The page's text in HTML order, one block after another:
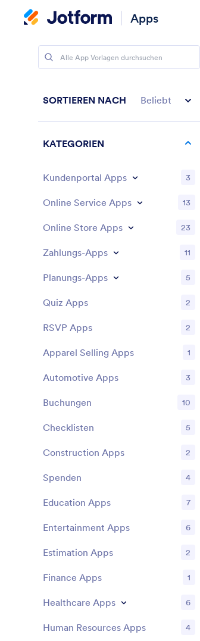
Apps
SORTIEREN NACH Beliebt
KATEGORIEN
Kundenportal Apps 3
Online Service Apps 13
Online Store Apps 23
Zahlungs-Apps 11
Planungs-Apps 5
Quiz Apps 2
RSVP Apps 2
Apparel Selling Apps 1
Automotive Apps 3
Buchungen 10
Checklisten 5
Construction Apps 2
Spenden 4
Education Apps 7
Entertainment Apps 6
Estimation Apps 2
Finance Apps 1
Healthcare Apps 6
Human Resources Apps 4